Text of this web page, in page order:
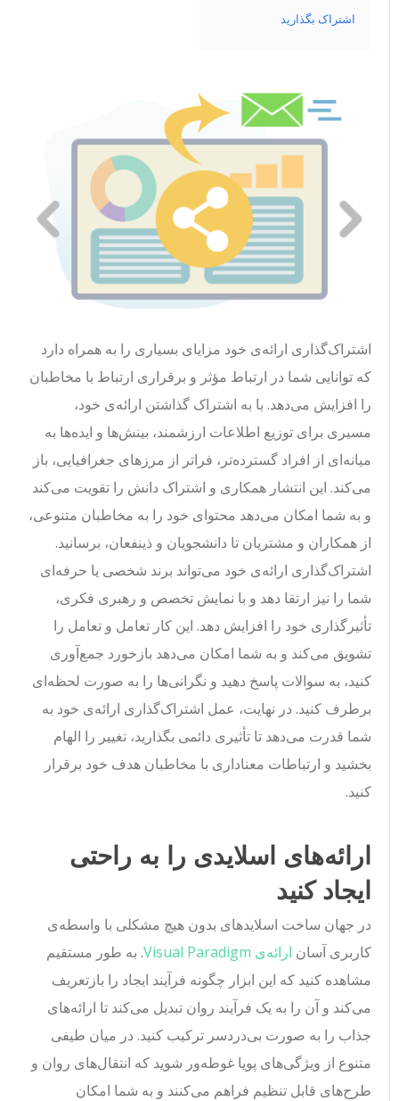
اشتراک بگذارید
اشتراک‌گذاری ارائه‌ی خود مزایای بسیاری را به همراه دارد
که توانایی شما در ارتباط مؤثر و برقراری ارتباط با مخاطبان
را افزایش می‌دهد. با به اشتراک گذاشتن ارائه‌ی خود،
مسیری برای توزیع اطلاعات ارزشمند، بینش‌ها و ایده‌ها به
میانه‌ای از افراد گسترده‌تر، فراتر از مرزهای جغرافیایی، باز
می‌کند. این انتشار همکاری و اشتراک دانش را تقویت می‌کند
و به شما امکان می‌دهد محتوای خود را به مخاطبان متنوعی،
از همکاران و مشتریان تا دانشجویان و ذینفعان، برسانید.
اشتراک‌گذاری ارائه‌ی خود می‌تواند برند شخصی یا حرفه‌ای
شما را نیز ارتقا دهد و با نمایش تخصص و رهبری فکری،
تأثیرگذاری خود را افزایش دهد. این کار تعامل و تعامل را
تشویق می‌کند و به شما امکان می‌دهد بازخورد جمع‌آوری
کنید، به سوالات پاسخ دهید و نگرانی‌ها را به صورت لحظه‌ای
برطرف کنید. در نهایت، عمل اشتراک‌گذاری ارائه‌ی خود به
شما قدرت می‌دهد تا تأثیری دائمی بگذارید، تغییر را الهام
بخشید و ارتباطات معناداری با مخاطبان هدف خود برقرار
کنید.
ارائه‌های اسلایدی را به راحتی
ایجاد کنید
در جهان ساخت اسلایدهای بدون هیچ مشکلی با واسطه‌ی
کاربری آسانارائه‌ی Visual Paradigm
. به طور مستقیم
مشاهده کنید که این ابزار چگونه فرآیند ایجاد را بازتعریف
می‌کند و آن را به یک فرآیند روان تبدیل می‌کند تا ارائه‌های
جذاب را به صورت بی‌دردسر ترکیب کنید. در میان طیفی
متنوع از ویژگی‌های پویا غوطه‌ور شوید که انتقال‌های روان و
طرح‌های قابل تنظیم فراهم می‌کنند و به شما امکان